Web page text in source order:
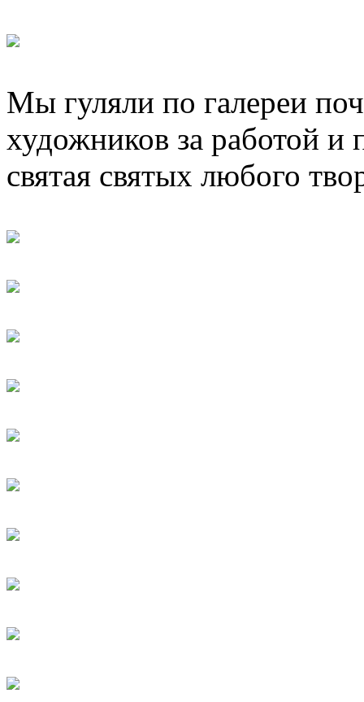
Мы гуляли по галереи
художников за работой и
святая святых любого